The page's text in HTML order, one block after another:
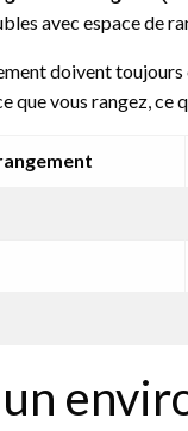
avec espace de
doivent
que vous rangez, ce